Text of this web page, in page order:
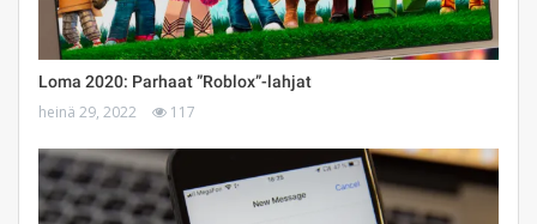
Loma 2020: Parhaat ”Roblox”-lahjat
heinä 29, 2022 117